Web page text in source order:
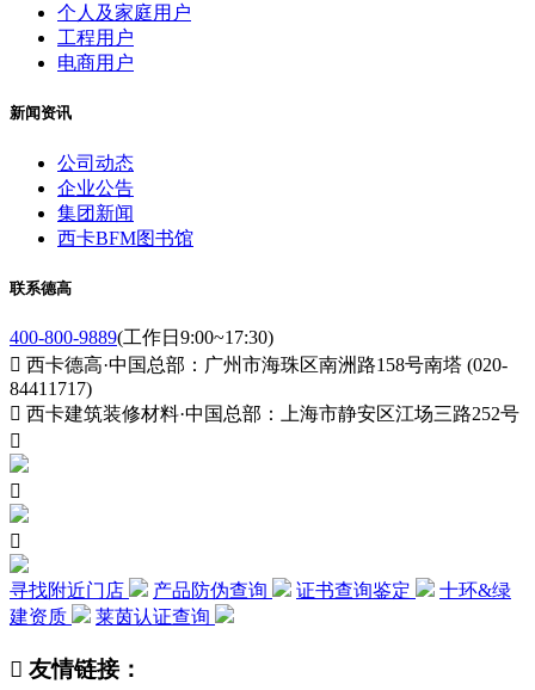
个人及家庭用户
工程用户
电商用户
新闻资讯
公司动态
企业公告
集团新闻
西卡BFM图书馆
联系德高
400-800-9889(工作日9:00~17:30)
 西卡德高·中国总部：广州市海珠区南洲路158号南塔 (020-
84411717)
 西卡建筑装修材料·中国总部：上海市静安区江场三路252号



寻找附近门店 产品防伪查询 证书查询鉴定
十环&绿
建资质
莱茵认证查询
 友情链接：